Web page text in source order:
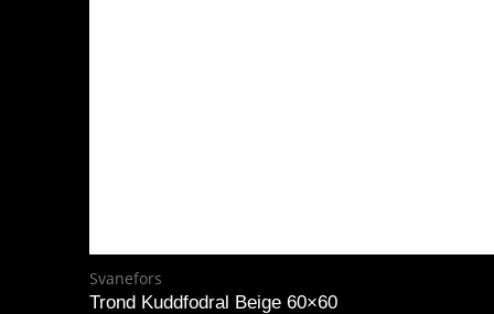
Svanefors
Trond Kuddfodral Beige 60×60